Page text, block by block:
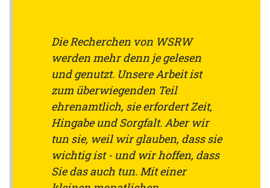
Die Recherchen von WSRW
werden mehr denn je gelesen
und genutzt. Unsere Arbeit ist
zum überwiegenden Teil
ehrenamtlich, sie erfordert Zeit,
Hingabe und Sorgfalt. Aber wir
tun sie, weil wir glauben, dass sie
wichtig ist - und wir hoffen, dass
Sie das auch tun. Mit einer